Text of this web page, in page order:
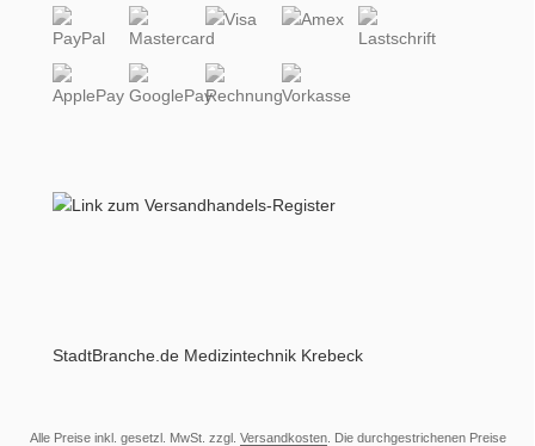
StadtBranche.de Medizintechnik Krebeck
Alle Preise inkl. gesetzl. MwSt. zzgl. Versandkosten. Die durchgestrichenen Preise